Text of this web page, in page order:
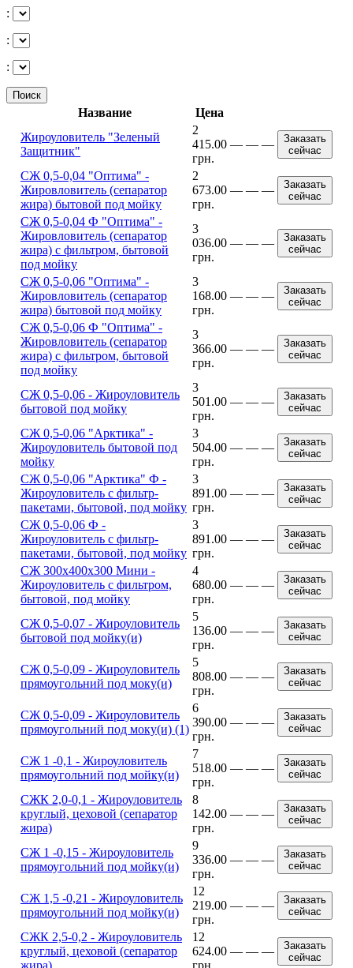
:
:
:
Поиск
Название
Цена
Жироуловитель "Зеленый
Защитник"
2
415.00
грн.
— — —
Заказать
сейчас
СЖ 0,5-0,04 "Оптима" -
Жировловитель (сепаратор
жира) бытовой под мойку
2
673.00
грн.
— — —
Заказать
сейчас
СЖ 0,5-0,04 Ф "Оптима" -
Жировловитель (сепаратор
жира) с фильтром, бытовой
под мойку
3
036.00
грн.
— — —
Заказать
сейчас
СЖ 0,5-0,06 "Оптима" -
Жировловитель (сепаратор
жира) бытовой под мойку
3
168.00
грн.
— — —
Заказать
сейчас
СЖ 0,5-0,06 Ф "Оптима" -
Жировловитель (сепаратор
жира) с фильтром, бытовой
под мойку
3
366.00
грн.
— — —
Заказать
сейчас
CЖ 0,5-0,06 - Жироуловитель
бытовой под мойку
3
501.00
грн.
— — —
Заказать
сейчас
CЖ 0,5-0,06 "Арктика" -
Жироуловитель бытовой под
мойку
3
504.00
грн.
— — —
Заказать
сейчас
CЖ 0,5-0,06 "Арктика" Ф -
Жироуловитель с фильтр-
пакетами, бытовой, под мойку
3
891.00
грн.
— — —
Заказать
сейчас
CЖ 0,5-0,06 Ф -
Жироуловитель с фильтр-
пакетами, бытовой, под мойку
3
891.00
грн.
— — —
Заказать
сейчас
CЖ 300х400х300 Мини -
Жироуловитель с фильтром,
бытовой, под мойку
4
680.00
грн.
— — —
Заказать
сейчас
CЖ 0,5-0,07 - Жироуловитель
бытовой под мойку(и)
5
136.00
грн.
— — —
Заказать
сейчас
CЖ 0,5-0,09 - Жироуловитель
прямоугольний под моку(и)
5
808.00
грн.
— — —
Заказать
сейчас
CЖ 0,5-0,09 - Жироуловитель
прямоугольний под моку(и) (1)
6
390.00
грн.
— — —
Заказать
сейчас
CЖ 1 -0,1 - Жироуловитель
прямоугольний под мойку(и)
7
518.00
грн.
— — —
Заказать
сейчас
CЖК 2,0-0,1 - Жироуловитель
круглый, цеховой (сепаратор
жира)
8
142.00
грн.
— — —
Заказать
сейчас
CЖ 1 -0,15 - Жироуловитель
прямоугольний под мойку(и)
9
336.00
грн.
— — —
Заказать
сейчас
CЖ 1,5 -0,21 - Жироуловитель
прямоугольний под мойку(и)
12
219.00
грн.
— — —
Заказать
сейчас
CЖК 2,5-0,2 - Жироуловитель
круглый, цеховой (сепаратор
12
624.00 — — —
Заказать
сейчас